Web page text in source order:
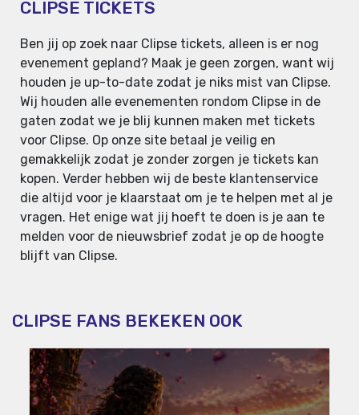
CLIPSE TICKETS
Ben jij op zoek naar Clipse tickets, alleen is er nog
evenement gepland? Maak je geen zorgen, want wij
houden je up-to-date zodat je niks mist van Clipse.
Wij houden alle evenementen rondom Clipse in de
gaten zodat we je blij kunnen maken met tickets
voor Clipse. Op onze site betaal je veilig en
gemakkelijk zodat je zonder zorgen je tickets kan
kopen. Verder hebben wij de beste klantenservice
die altijd voor je klaarstaat om je te helpen met al je
vragen. Het enige wat jij hoeft te doen is je aan te
melden voor de nieuwsbrief zodat je op de hoogte
blijft van Clipse.
CLIPSE FANS BEKEKEN OOK